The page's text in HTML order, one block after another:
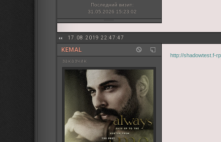
Последний визит:
31.05.2026 15:23:02
17.08.2019 22:47:47
KEMAL
заказчик
http://shadowtest.f-